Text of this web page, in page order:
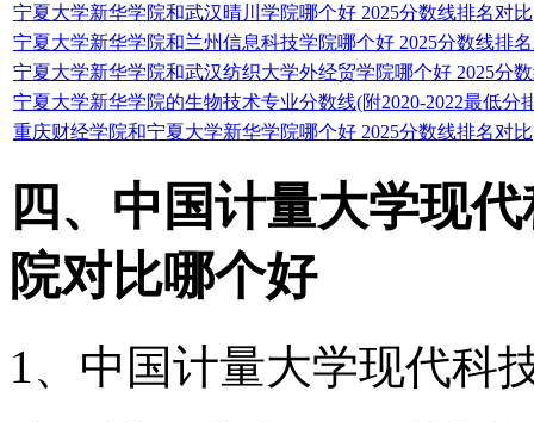
宁夏大学新华学院和武汉晴川学院哪个好 2025分数线排名对比
宁夏大学新华学院和兰州信息科技学院哪个好 2025分数线排
宁夏大学新华学院和武汉纺织大学外经贸学院哪个好 2025分
宁夏大学新华学院的生物技术专业分数线(附2020-2022最低分
重庆财经学院和宁夏大学新华学院哪个好 2025分数线排名对比
四、中国计量大学现
院对比哪个好
1、中国计量大学现代科